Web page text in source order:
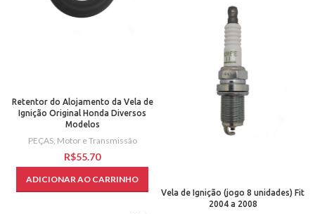
Retentor do Alojamento da Vela de
Ignição Original Honda Diversos
Modelos
PEÇAS, Motor e Transmissão
R$
ADICIONAR AO CARRINHO
Vela de Ignição (jogo 8 unidades) Fit
2004 a 2008